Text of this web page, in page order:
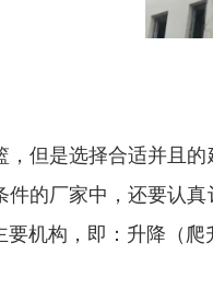
但是选择合适并且
的厂家中，还要认
机构，即：升降（